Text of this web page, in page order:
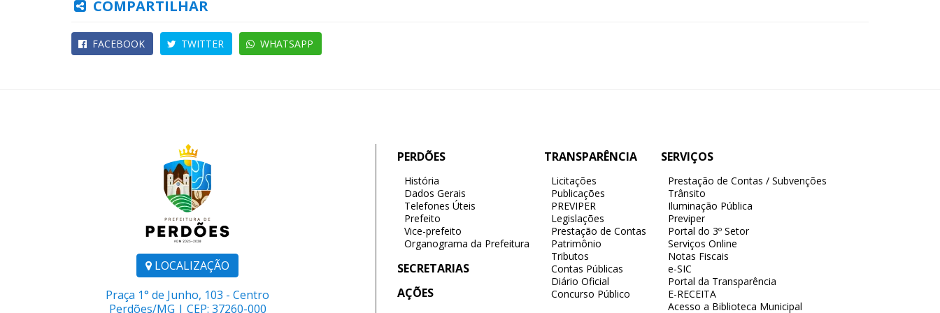
COMPARTILHAR
FACEBOOK TWITTER WHATSAPP
LOCALIZAÇÃO
Praça 1° de Junho, 103 - Centro
Perdões/MG | CEP: 37260-000
PERDÕES
História
Dados Gerais
Telefones Úteis
Prefeito
Vice-prefeito
Organograma da Prefeitura
SECRETARIAS
AÇÕES
TRANSPARÊNCIA
Licitações
Publicações
PREVIPER
Legislações
Prestação de Contas
Patrimônio
Tributos
Contas Públicas
Diário Oficial
Concurso Público
SERVIÇOS
Prestação de Contas / Subvenções
Trânsito
Iluminação Pública
Previper
Portal do 3º Setor
Serviços Online
Notas Fiscais
e-SIC
Portal da Transparência
E-RECEITA
Acesso a Biblioteca Municipal